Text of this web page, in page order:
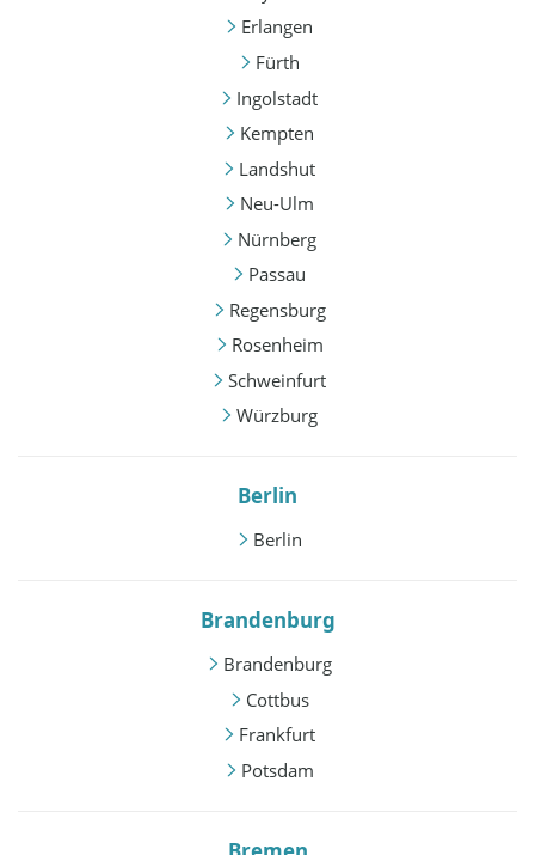
Erlangen
Fürth
Ingolstadt
Kempten
Landshut
Neu-Ulm
Nürnberg
Passau
Regensburg
Rosenheim
Schweinfurt
Würzburg
Berlin
Berlin
Brandenburg
Brandenburg
Cottbus
Frankfurt
Potsdam